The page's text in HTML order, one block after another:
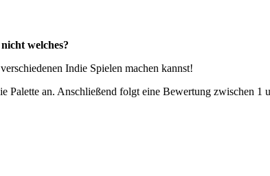
welches?
Indie Spielen machen kannst!
Palette an. Anschließend folgt eine Bewertung zwischen